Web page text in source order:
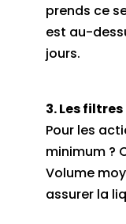
prends ce
est au-
jours.
3. Les
Pour les
minimum ?
Volume
assurer la